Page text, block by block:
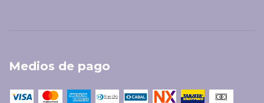
Medios de pago